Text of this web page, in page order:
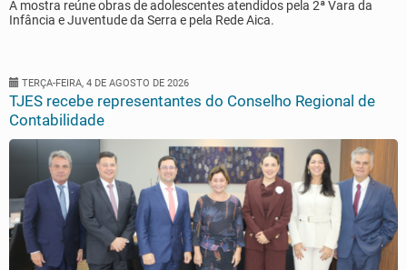
A mostra reúne obras de adolescentes atendidos pela 2ª Vara da
Infância e Juventude da Serra e pela Rede Aica.
TERÇA-FEIRA, 4 DE AGOSTO DE 2026
TJES recebe representantes do Conselho Regional de
Contabilidade